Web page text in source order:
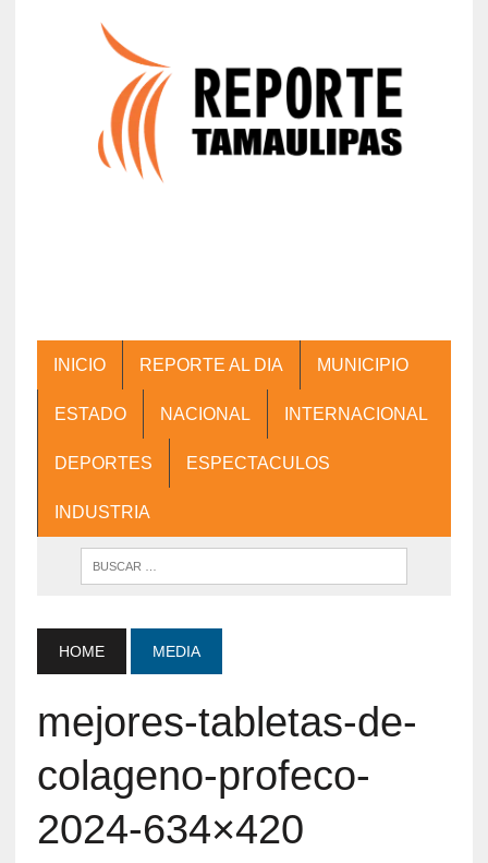
INICIO REPORTE AL DIA MUNICIPIO
ESTADO NACIONAL INTERNACIONAL
DEPORTES ESPECTACULOS
INDUSTRIA
HOME MEDIA
mejores-tabletas-de-
colageno-profeco-
2024-634×420